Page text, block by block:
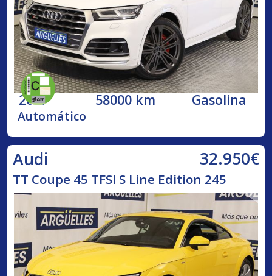
2017 58000 km Gasolina
Automático
Audi 32.950€
TT Coupe 45 TFSI S Line Edition 245